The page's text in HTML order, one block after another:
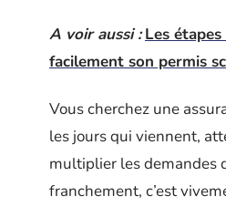
A voir aussi : Les
facilement son permis
Vous cherchez une
les jours qui viennent,
multiplier les demandes
franchement, c’est